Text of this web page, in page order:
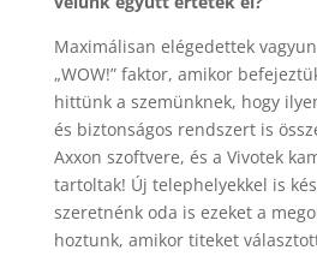
Maximálisan elégedettek
„WOW!” faktor, amikor
hittünk a szemünknek, hogy
és biztonságos rendszert is
Axxon szoftvere, és a Vivotek
tartoltak! Új telephelyekkel is
szeretnénk oda is ezeket a
hoztunk, amikor titeket